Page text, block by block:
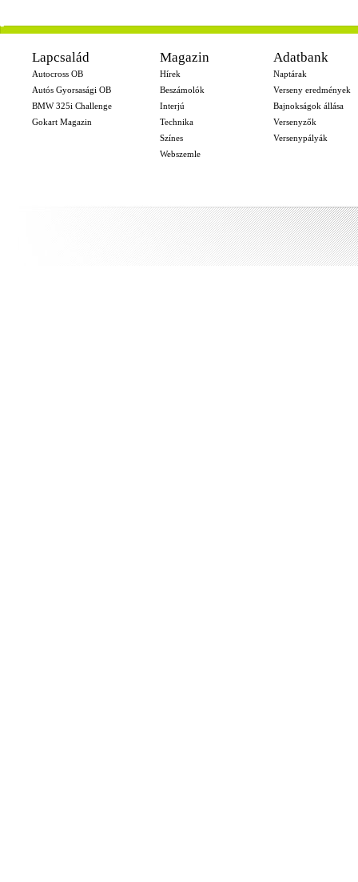
-
Lapcsalád
Autocross OB
Autós Gyorsasági OB
BMW 325i Challenge
Gokart Magazin
Magazin
Hírek
Beszámolók
Interjú
Technika
Színes
Webszemle
Adatbank
Naptárak
Verseny eredmények
Bajnokságok állása
Versenyzők
Versenypályák